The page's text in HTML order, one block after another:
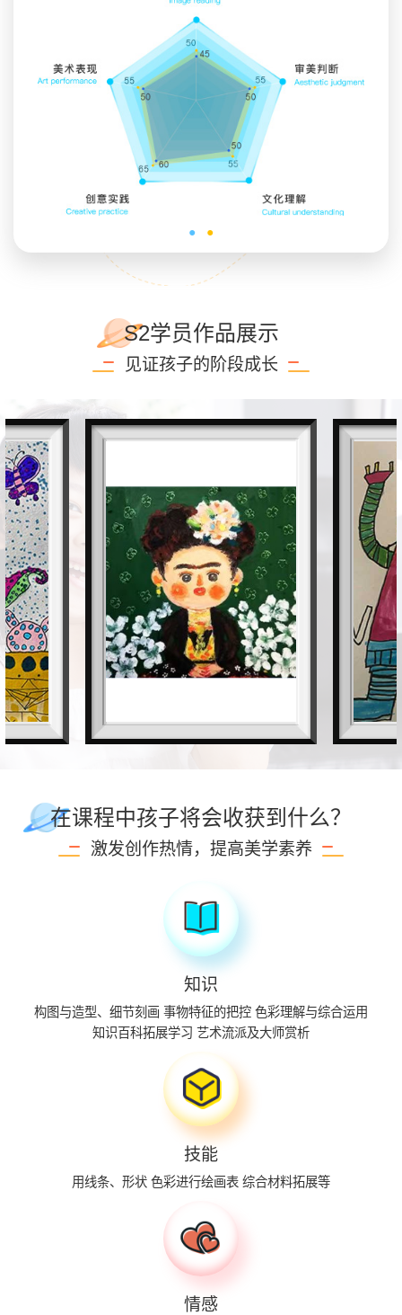
● ●
S2学员作品展示
见证孩子的阶段成长
在课程中孩子将会收获到什么？
激发创作热情，提高美学素养
知识
构图与造型、细节刻画 事物特征的把控 色彩理解与综合运用
知识百科拓展学习 艺术流派及大师赏析
技能
用线条、形状 色彩进行绘画表 综合材料拓展等
情感